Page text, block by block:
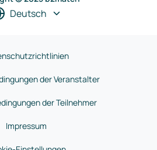
Deutsch
der Veranstalter
der Teilnehmer
Impressum